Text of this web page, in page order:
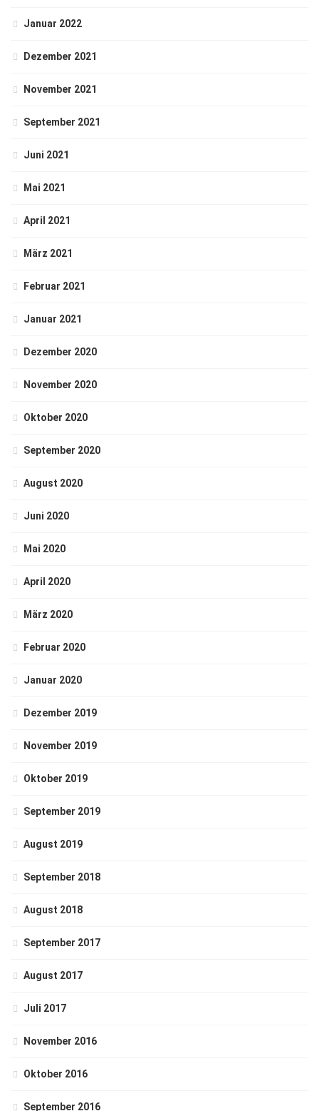
Januar 2022
Dezember 2021
November 2021
September 2021
Juni 2021
Mai 2021
April 2021
März 2021
Februar 2021
Januar 2021
Dezember 2020
November 2020
Oktober 2020
September 2020
August 2020
Juni 2020
Mai 2020
April 2020
März 2020
Februar 2020
Januar 2020
Dezember 2019
November 2019
Oktober 2019
September 2019
August 2019
September 2018
August 2018
September 2017
August 2017
Juli 2017
November 2016
Oktober 2016
September 2016